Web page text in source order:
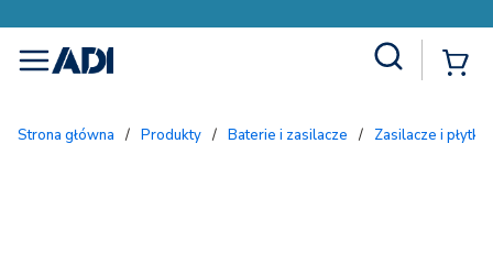
menu
Strona główna / Produkty / Baterie i zasilacze / Zasilacze i płytki